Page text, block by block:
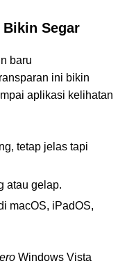
Segar
baru
ini bikin
aplikasi kelihatan
tetap jelas tapi
atau gelap.
macOS, iPadOS,
Windows Vista